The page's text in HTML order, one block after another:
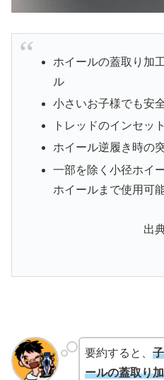
ホイールの蓋取り加
ル
小さいお子様でも安
トレッドのインセッ
ホイール逆履き時の
一部を除く小径ホイ
ホイールまで使用可
出
要約すると、
ールの蓋取り